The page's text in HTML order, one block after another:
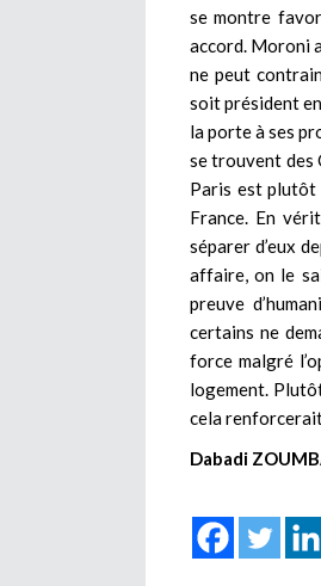
se montre
accord. Moroni
ne peut
soit président
la porte à ses
se trouvent des
Paris est plutôt
France. En
séparer d’eux
affaire, on le
preuve
certains ne
force malgré
logement.
cela
Dabadi